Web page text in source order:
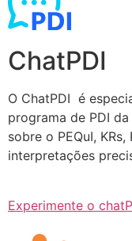
ChatPDI
O ChatPDI é
programa de PDI
sobre o PEQuI,
interpretações
Experimente o